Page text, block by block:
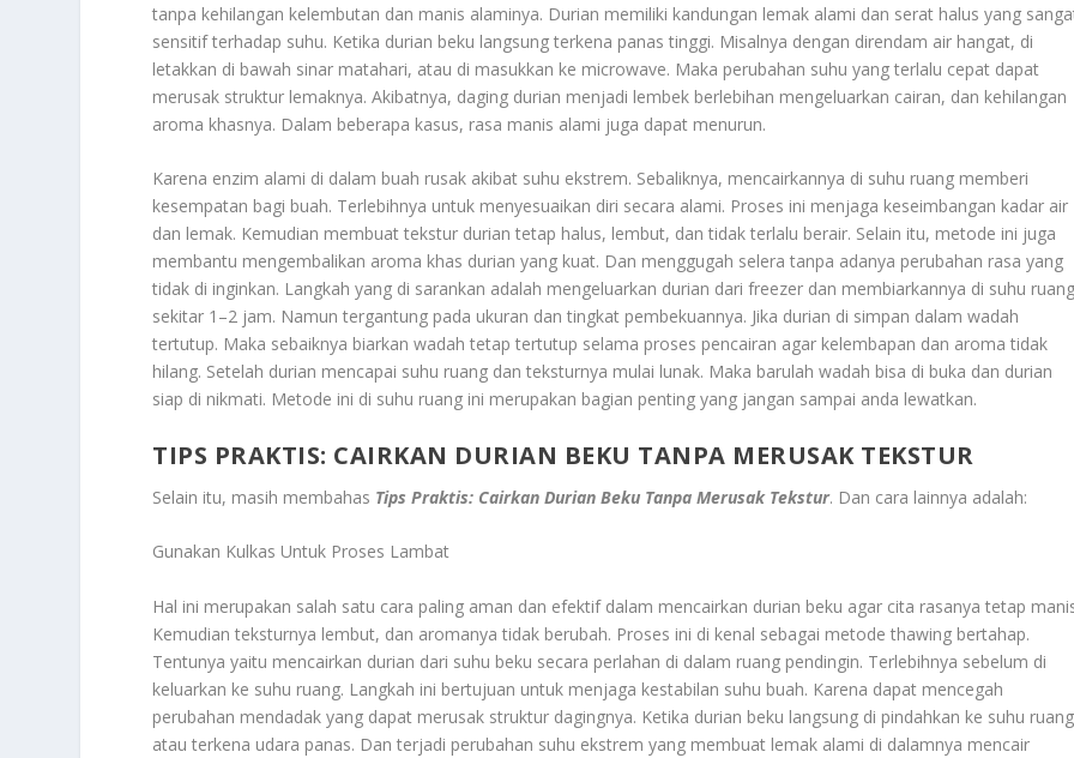
tanpa kehilangan kelembutan dan manis alaminya. Durian memiliki kandungan lemak alami dan serat halus yang
sensitif terhadap suhu. Ketika durian beku langsung terkena panas tinggi. Misalnya dengan direndam air hangat, di
letakkan di bawah sinar matahari, atau di masukkan ke microwave. Maka perubahan suhu yang terlalu cepat dapat
merusak struktur lemaknya. Akibatnya, daging durian menjadi lembek berlebihan mengeluarkan cairan, dan kehilangan
aroma khasnya. Dalam beberapa kasus, rasa manis alami juga dapat menurun.
Karena enzim alami di dalam buah rusak akibat suhu ekstrem. Sebaliknya, mencairkannya di suhu ruang memberi
kesempatan bagi buah. Terlebihnya untuk menyesuaikan diri secara alami. Proses ini menjaga keseimbangan kadar air
dan lemak. Kemudian membuat tekstur durian tetap halus, lembut, dan tidak terlalu berair. Selain itu, metode ini juga
membantu mengembalikan aroma khas durian yang kuat. Dan menggugah selera tanpa adanya perubahan rasa yang
tidak di inginkan. Langkah yang di sarankan adalah mengeluarkan durian dari freezer dan membiarkannya di suhu
sekitar 1–2 jam. Namun tergantung pada ukuran dan tingkat pembekuannya. Jika durian di simpan dalam wadah
tertutup. Maka sebaiknya biarkan wadah tetap tertutup selama proses pencairan agar kelembapan dan aroma tidak
hilang. Setelah durian mencapai suhu ruang dan teksturnya mulai lunak. Maka barulah wadah bisa di buka dan durian
siap di nikmati. Metode ini di suhu ruang ini merupakan bagian penting yang jangan sampai anda lewatkan.
TIPS PRAKTIS: CAIRKAN DURIAN BEKU TANPA MERUSAK TEKSTUR
Selain itu, masih membahas Tips Praktis: Cairkan Durian Beku Tanpa Merusak Tekstur. Dan cara lainnya adalah:
Gunakan Kulkas Untuk Proses Lambat
Hal ini merupakan salah satu cara paling aman dan efektif dalam mencairkan durian beku agar cita rasanya tetap
Kemudian teksturnya lembut, dan aromanya tidak berubah. Proses ini di kenal sebagai metode thawing bertahap.
Tentunya yaitu mencairkan durian dari suhu beku secara perlahan di dalam ruang pendingin. Terlebihnya sebelum di
keluarkan ke suhu ruang. Langkah ini bertujuan untuk menjaga kestabilan suhu buah. Karena dapat mencegah
perubahan mendadak yang dapat merusak struktur dagingnya. Ketika durian beku langsung di pindahkan ke suhu ruang
atau terkena udara panas. Dan terjadi perubahan suhu ekstrem yang membuat lemak alami di dalamnya mencair